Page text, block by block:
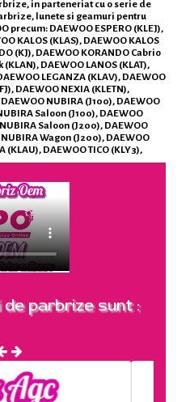
in parteneriat cu o serie de
lunete si geamuri pentru
DAEWOO ESPERO (KLEJ),
KALOS (KLAS), DAEWOO KALOS
(KJ), DAEWOO KORANDO Cabrio
DAEWOO LANOS (KLAT),
LEGANZA (KLAV), DAEWOO
DAEWOO NEXIA (KLETN),
NUBIRA (J100), DAEWOO
Saloon (J100), DAEWOO
Saloon (J200), DAEWOO
Wagon (J200), DAEWOO
(KLAU), DAEWOO TICO (KLY3),
parbrize sunt :